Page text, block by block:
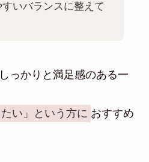
すいバランスに整えて
っかりと満足感のある一
い」という方に おすすめ